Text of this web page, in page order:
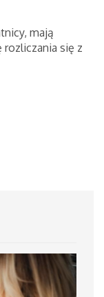
mają
się z